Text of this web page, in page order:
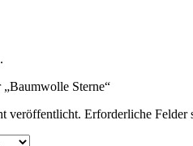
„Baumwolle Sterne“
veröffentlicht. Erforderliche Felder